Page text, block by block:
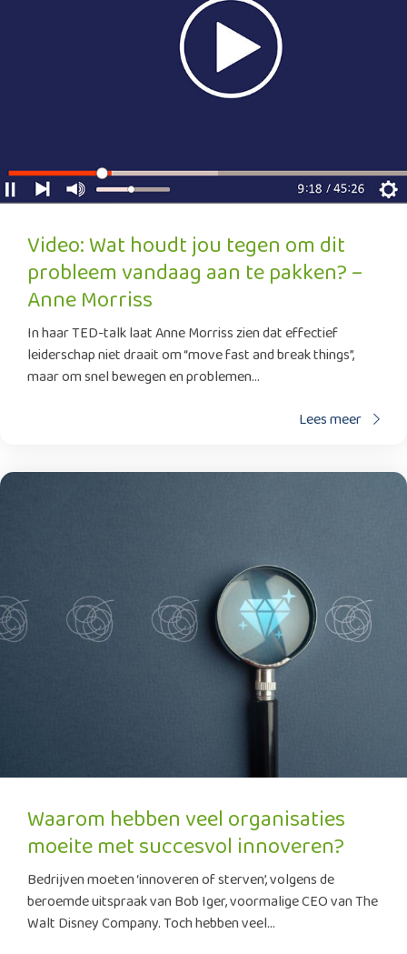
Video: Wat houdt jou tegen om dit
probleem vandaag aan te pakken? –
Anne Morriss
In haar TED-talk laat Anne Morriss zien dat effectief
leiderschap niet draait om “move fast and break things”,
maar om snel bewegen en problemen...
Lees meer
Waarom hebben veel organisaties
moeite met succesvol innoveren?
Bedrijven moeten ‘innoveren of sterven’, volgens de
beroemde uitspraak van Bob Iger, voormalige CEO van The
Walt Disney Company. Toch hebben veel...